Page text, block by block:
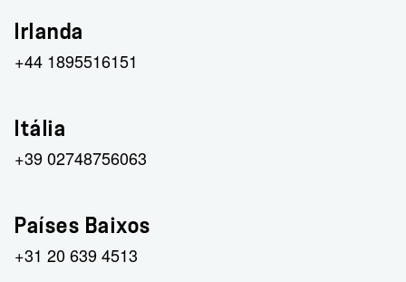
Irlanda
+44 1895516151
Itália
+39 02748756063
Países Baixos
+31 20 639 4513